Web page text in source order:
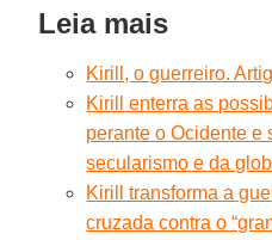
Leia mais
Kirill, o guerreiro.
Kirill enterra as
perante o Ocidente e
secularismo e da
Kirill transforma a
cruzada contra o